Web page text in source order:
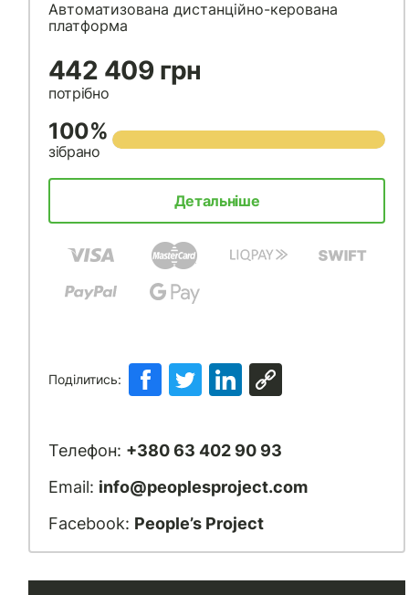
Автоматизована дистанційно-керована
платформа
442 409 грн
потрібно
100%
зібрано
Детальніше
Поділитись:
Телефон: +380 63 402 90 93
Email: info@peoplesproject.com
Facebook: People’s Project